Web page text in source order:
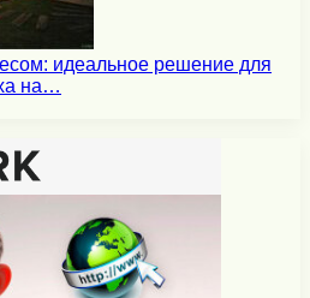
идеальное решение для
на…